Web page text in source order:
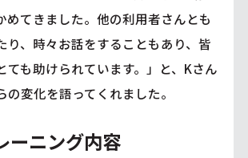
めてきました。他の利用者さんとも
り、時々お話をすることもあり、皆
ても助けられています。」と、Kさん
の変化を語ってくれました。
ーニング内容